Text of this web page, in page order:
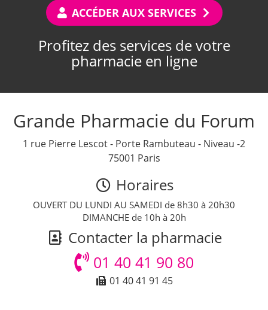
ACCÉDER AUX SERVICES
Profitez des services de votre
pharmacie en ligne
Grande Pharmacie du Forum
1 rue Pierre Lescot - Porte Rambuteau - Niveau -2
75001 Paris
Horaires
OUVERT DU LUNDI AU SAMEDI de 8h30 à 20h30
DIMANCHE de 10h à 20h
Contacter la pharmacie
01 40 41 90 80
01 40 41 91 45